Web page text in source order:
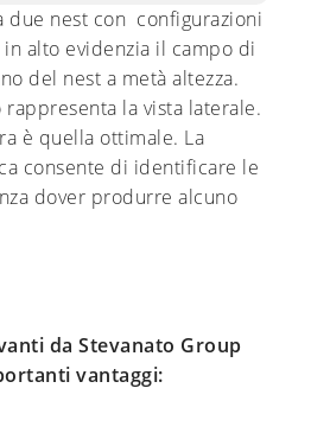
due nest con configurazioni
in alto evidenzia il campo di
del nest a metà altezza.
rappresenta la vista laterale.
è quella ottimale. La
consente di identificare le
dover produrre alcuno
da Stevanato Group
vantaggi: